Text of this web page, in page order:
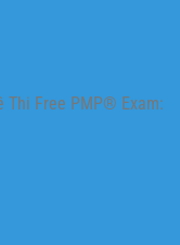
Thi Free PMP® Exam: